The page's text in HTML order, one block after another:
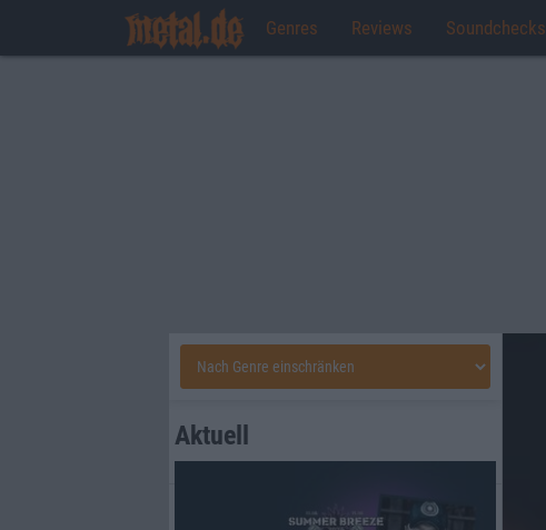
Genres Reviews Soundchecks
Aktuell